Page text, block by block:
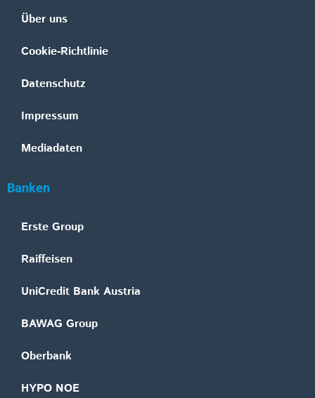
Über uns
Cookie-Richtlinie
Datenschutz
Impressum
Mediadaten
Banken
Erste Group
Raiffeisen
UniCredit Bank Austria
BAWAG Group
Oberbank
HYPO NOE